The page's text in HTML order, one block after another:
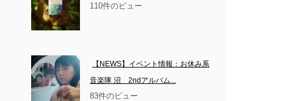
110件のビュー
【NEWS】イベント情報：お休み系
音楽隊 沼　2ndアルバム...
83件のビュー